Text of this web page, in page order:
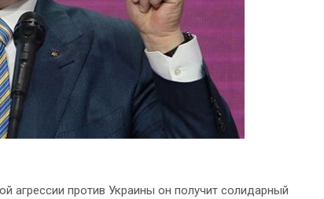
агрессии против Украины он получит солидарный